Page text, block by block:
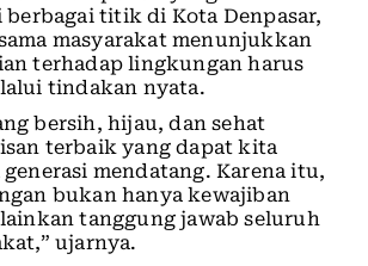
titik di Kota Denpasar,
masyarakat menunjukkan
terhadap lingkungan harus
tindakan nyata.
bersih, hijau, dan sehat
terbaik yang dapat kita
mendatang. Karena itu,
bukan hanya kewajiban
tanggung jawab seluruh
ujarnya.